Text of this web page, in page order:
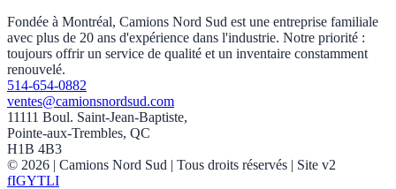
Fondée à Montréal, Camions Nord Sud est une entreprise familiale
avec plus de 20 ans d'expérience dans l'industrie. Notre priorité :
toujours offrir un service de qualité et un inventaire constamment
renouvelé.
514-654-0882
ventes@camionsnordsud.com
11111 Boul. Saint-Jean-Baptiste,
Pointe-aux-Trembles, QC
H1B 4B3
© 2026 | Camions Nord Sud | Tous droits réservés | Site v2
fIGYTLI